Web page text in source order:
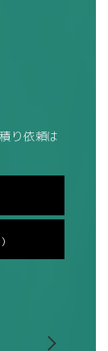
り依頼は